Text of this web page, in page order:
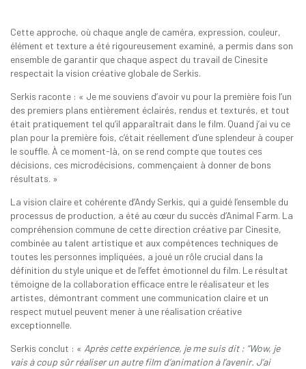
Cette approche, où chaque angle de caméra, expression, couleur,
élément et texture a été rigoureusement examiné, a permis dans son
ensemble de garantir que chaque aspect du travail de Cinesite
respectait la vision créative globale de Serkis.
Serkis raconte : « Je me souviens d’avoir vu pour la première fois l’un
des premiers plans entièrement éclairés, rendus et texturés, et tout
était pratiquement tel qu’il apparaîtrait dans le film. Quand j’ai vu ce
plan pour la première fois, c’était réellement d’une splendeur à couper
le souffle. À ce moment-là, on se rend compte que toutes ces
décisions, ces microdécisions, commençaient à donner de bons
résultats. »
La vision claire et cohérente d’Andy Serkis, qui a guidé l’ensemble du
processus de production, a été au cœur du succès d’Animal Farm. La
compréhension commune de cette direction créative par Cinesite,
combinée au talent artistique et aux compétences techniques de
toutes les personnes impliquées, a joué un rôle crucial dans la
définition du style unique et de l’effet émotionnel du film. Le résultat
témoigne de la collaboration efficace entre le réalisateur et les
artistes, démontrant comment une communication claire et un
respect mutuel peuvent mener à une réalisation créative
exceptionnelle.
Serkis conclut : « Après cette expérience, je me suis dit : “Wow, je
vais à coup sûr réaliser un autre film d’animation à l’avenir. J’ai